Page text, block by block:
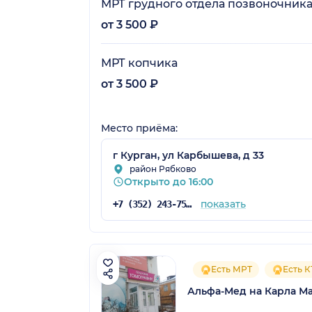
МРТ грудного отдела позвоночника
от 3 500 ₽
МРТ копчика
от 3 500 ₽
Место приёма:
г Курган, ул Карбышева, д 33
район Рябково
Открыто до 16:00
+7 (352) 243-75-25 показать
Есть МРТ Есть
Альфа-Мед на Карла